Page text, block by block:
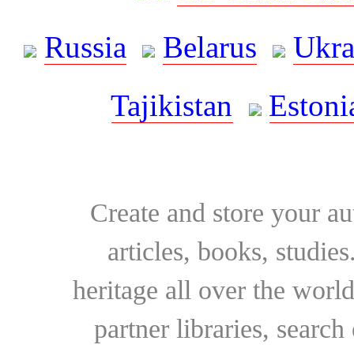
Russia
Belarus
Tajikistan
Create and store your
articles, books,
heritage all over the
partner libraries,